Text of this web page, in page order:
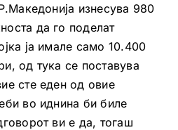
изнесува 980
да го поделат
ја имале само 10.400
од тука се поставува
сте еден од овие
во иднина би биле
ви е да, тогаш